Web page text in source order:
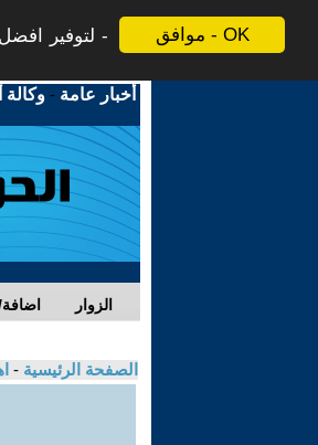
موافق - OK
لتوفير
أخبار عامة -وكالة
الزوار
الصفحة الرئيسية -